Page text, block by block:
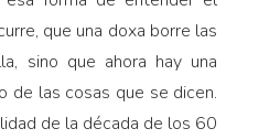
que una doxa borre las
sino que ahora hay una
de las cosas que se dicen.
de la década de los 60